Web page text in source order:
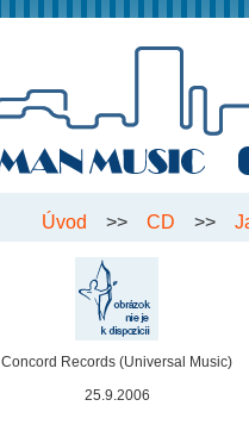
Úvod >> CD >>
Concord Records (Universal Music)
25.9.2006